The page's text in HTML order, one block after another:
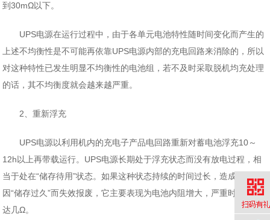
到30mΩ以下。
UPS电源在运行过程中，由于各单元电池特性随时间变化而产生的
上述不均衡性是不可能再依靠UPS电源内部的充电回路来消除的，所以
对这种特性已发生明显不均衡性的电池组，若不及时采取脱机均充处理
的话，其不均衡度就会越来越严重。
2、重新浮充
UPS电源以利用机内的充电子产品电回路重新对蓄电池浮充10～
12h以上再带载运行。UPS电源长期处于浮充状态而没有放电过程，相
当于处在“储存待用”状态。如果这种状态持续的时间过长，造成蓄电池
因“储存过久”而失效报废，它主要表现为电池内阻增大，严重时内阻可
达几Ω。